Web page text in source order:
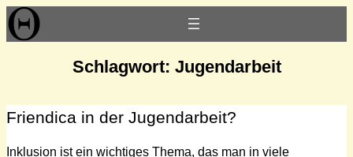
Zum
Inhalt
Schlagwort: Jugendarbeit
Friendica in der Jugendarbeit?
Inklusion ist ein wichtiges Thema, das man in viele